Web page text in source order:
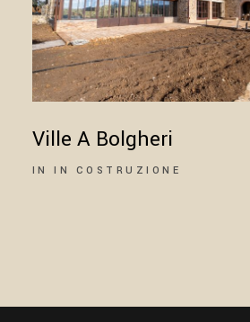
Ville A Bolgheri
ININ COSTRUZIONE